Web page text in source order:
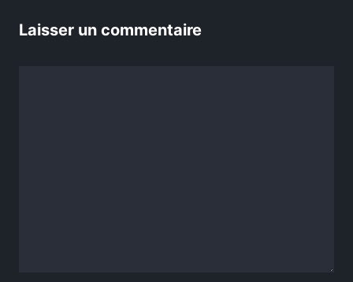
Laisser un commentaire